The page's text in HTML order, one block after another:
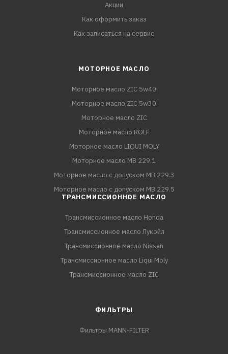
Акции
Как оформить заказ
Как записаться на сервис
МОТОРНОЕ МАСЛО
Моторное масло ZIC 5w40
Моторное масло ZIC 5w30
Моторное масло ZIC
Моторное масло ROLF
Моторное масло LIQUI MOLY
Моторное масло MB 229.1
Моторное масло с допуском MB 229.3
Моторное масло с допуском MB 229.5
ТРАНСМИССИОННОЕ МАСЛО
Трансмиссионное масло Honda
Трансмиссионное масло Лукойл
Трансмиссионное масло Nissan
Трансмиссионное масло Liqui Moly
Трансмиссионное масло ZIC
ФИЛЬТРЫ
Фильтры MANN-FILTER